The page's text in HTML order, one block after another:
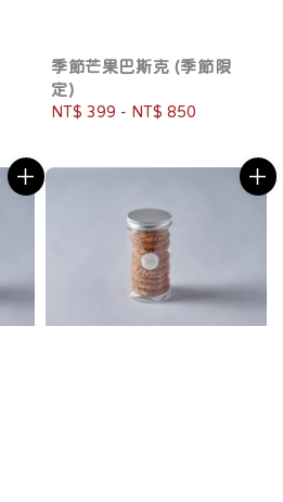
季節芒果巴斯克 (季節限
定)
Regular
NT$ 399 - NT$ 850